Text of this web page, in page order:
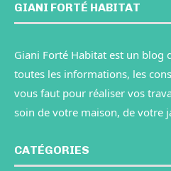
GIANI FORTÉ HABITAT
Giani Forté Habitat est un blog
toutes les informations, les
vous faut pour réaliser vos
soin de votre maison, de votre
CATÉGORIES